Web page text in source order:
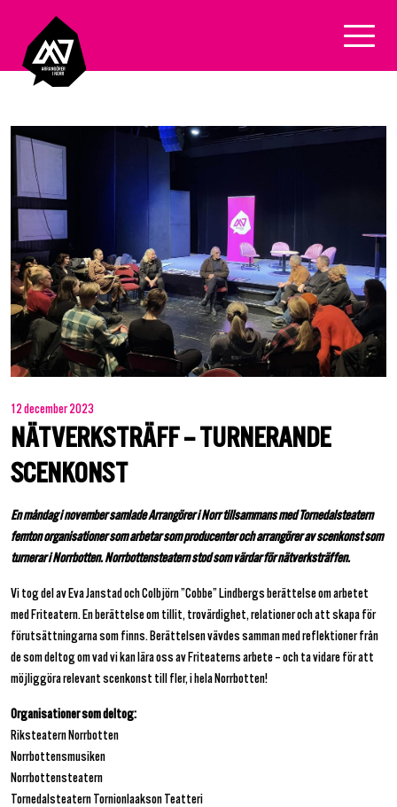
12 december 2023
NÄTVERKSTRÄFF – TURNERANDE
SCENKONST
En måndag i november samlade Arrangörer i Norr tillsammans med Tornedalsteatern
femton organisationer som arbetar som producenter och arrangörer av scenkonst som
turnerar i Norrbotten. Norrbottensteatern stod som värdar för nätverksträffen.
Vi tog del av Eva Janstad och Colbjörn ”Cobbe” Lindbergs berättelse om arbetet
med Friteatern. En berättelse om tillit, trovärdighet, relationer och att skapa för
förutsättningarna som finns. Berättelsen vävdes samman med reflektioner från
de som deltog om vad vi kan lära oss av Friteaterns arbete – och ta vidare för att
möjliggöra relevant scenkonst till fler, i hela Norrbotten!
Organisationer som deltog:
Riksteatern Norrbotten
Norrbottensmusiken
Norrbottensteatern
Tornedalsteatern Tornionlaakson Teatteri